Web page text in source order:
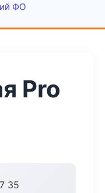
ФО
Pro
35